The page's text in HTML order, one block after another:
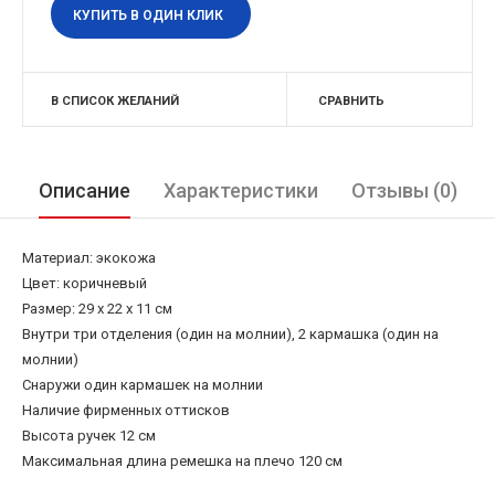
КУПИТЬ В ОДИН КЛИК
В СПИСОК ЖЕЛАНИЙ СРАВНИТЬ
Описание Характеристики Отзывы (0)
Материал: экокожа
Цвет: коричневый
Размер: 29 x 22 x 11 см
Внутри три отделения (один на молнии), 2 кармашка (один на
молнии)
Снаружи один кармашек на молнии
Наличие фирменных оттисков
Высота ручек 12 см
Максимальная длина ремешка на плечо 120 см